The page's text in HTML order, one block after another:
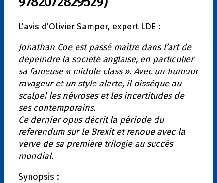
L’avis d’Olivier Samper, expert LDE :
Jonathan Coe est passé maitre dans l’art de
dépeindre la société anglaise, en particulier
sa fameuse « middle class ». Avec un humour
ravageur et un style alerte, il dissèque au
scalpel les névroses et les incertitudes de
ses contemporains.
Ce dernier opus décrit la période du
referendum sur le Brexit et renoue avec la
verve de sa première trilogie au succès
mondial.
Synopsis :